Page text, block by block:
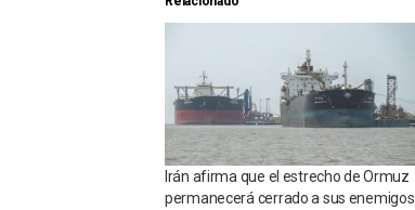
Irán afirma que el estrecho de Ormuz
permanecerá cerrado a sus enemigos